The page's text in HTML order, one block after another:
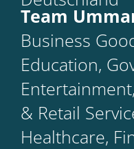
Team
Business
Education,
& Retail
Healthcare,